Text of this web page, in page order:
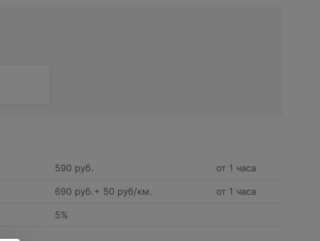
590 руб. от 1 часа
690 руб.+ 50 руб/км. от 1 часа
5%